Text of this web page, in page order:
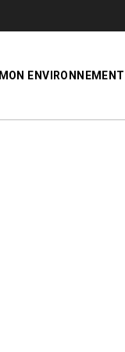
MON ENVIRONNEMENT